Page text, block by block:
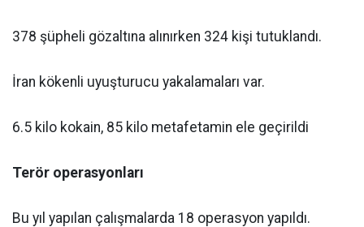
378 şüpheli gözaltına alınırken 324 kişi tutuklandı.
İran kökenli uyuşturucu yakalamaları var.
6.5 kilo kokain, 85 kilo metafetamin ele geçirildi
Terör operasyonları
Bu yıl yapılan çalışmalarda 18 operasyon yapıldı.